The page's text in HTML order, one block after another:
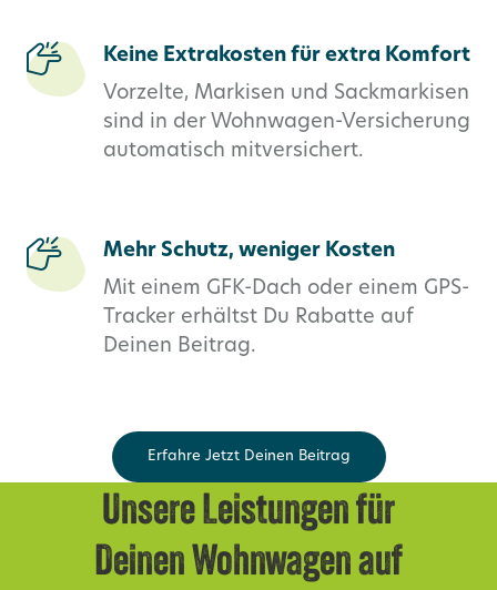
Mehr Schutz, weniger Kosten
Mit einem GFK-Dach oder einem GPS-
Tracker erhältst Du Rabatte auf
Deinen Beitrag.
Keine Extrakosten für extra Komfort
Vorzelte, Markisen und Sackmarkisen
sind in der Wohnwagen-Versicherung
automatisch mitversichert.
Erfahre Jetzt Deinen Beitrag
Unsere Leistungen für
Deinen Wohnwagen auf